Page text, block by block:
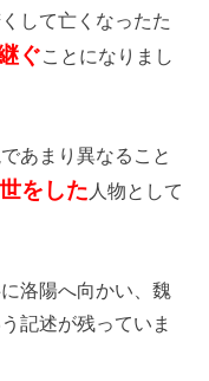
して亡くなったた
ぐことになりまし
あまり異なること
をした 人物として
洛陽へ向かい、魏
記述が残っていま